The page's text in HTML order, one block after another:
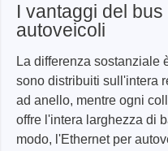
I vantaggi del
autoveicoli
La differenza sostanziale
sono distribuiti sull'intera
ad anello, mentre ogni
offre l'intera larghezza di
modo, l'Ethernet per